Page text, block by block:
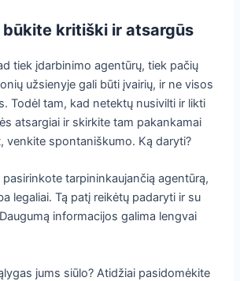
būkite kritiški ir atsargūs
tiek įdarbinimo agentūrų, tiek pačių
užsienyje gali būti įvairių, ir ne visos
Todėl tam, kad netektų nusivilti ir likti
atsargiai ir skirkite tam pakankamai
venkite spontaniškumo. Ką daryti?
pasirinkote tarpininkaujančią agentūrą,
legaliai. Tą patį reikėtų padaryti ir su
informacijos galima lengvai
jums siūlo? Atidžiai pasidomėkite